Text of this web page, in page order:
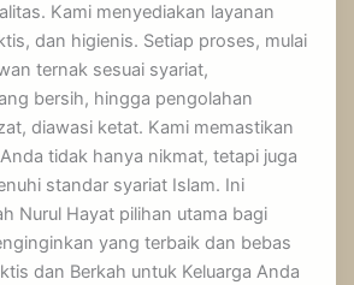
Kami menyediakan layanan
dan higienis. Setiap proses, mulai
ternak sesuai syariat,
bersih, hingga pengolahan
diawasi ketat. Kami memastikan
tidak hanya nikmat, tetapi juga
standar syariat Islam. Ini
Nurul Hayat pilihan utama bagi
yang terbaik dan bebas
dan Berkah untuk Keluarga Anda